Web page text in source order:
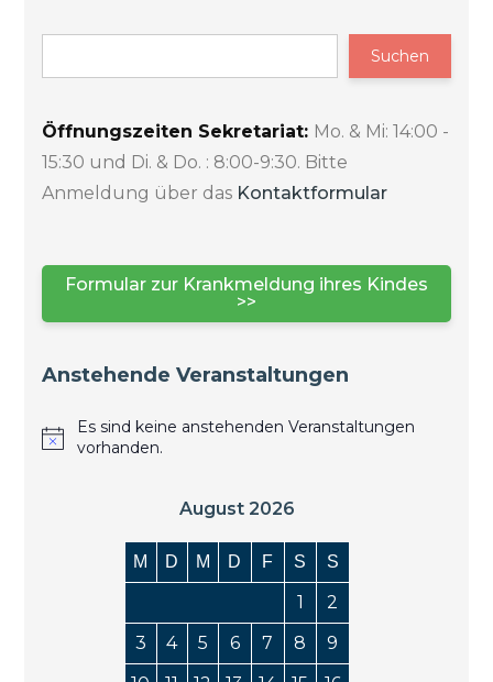
Suchen
Öffnungszeiten Sekretariat: Mo. & Mi: 14:00 -
15:30 und Di. & Do. : 8:00-9:30. Bitte
Anmeldung über das Kontaktformular
Formular zur Krankmeldung ihres Kindes
>>
Anstehende Veranstaltungen
Es sind keine anstehenden Veranstaltungen
vorhanden.
August 2026
M D M D F S S
1
2
3
4 5 6 7 8
9